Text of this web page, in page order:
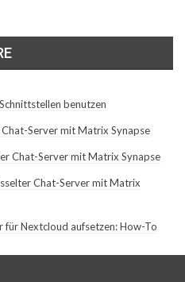
benutzen
Server mit Matrix Synapse
Chat-Server mit Matrix Synapse
Chat-Server mit Matrix
für Nextcloud aufsetzen: How-To